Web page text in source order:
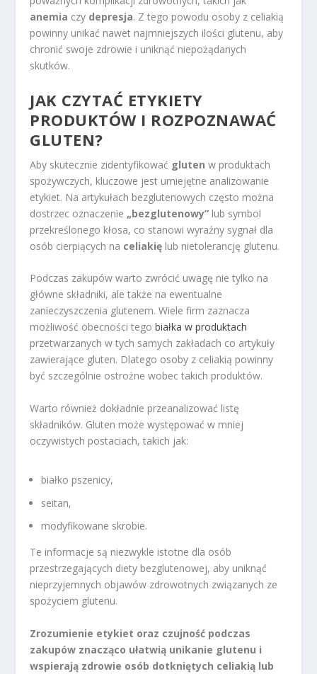
anemia czy depresja. Z tego powodu osoby z celiakią
powinny unikać nawet najmniejszych ilości glutenu, aby
chronić swoje zdrowie i uniknąć niepożądanych
skutków.
JAK CZYTAĆ ETYKIETY
PRODUKTÓW I ROZPOZNAWAĆ
GLUTEN?
Aby skutecznie zidentyfikować gluten w produktach
spożywczych, kluczowe jest umiejętne analizowanie
etykiet. Na artykułach bezglutenowych często można
dostrzec oznaczenie „bezglutenowy” lub symbol
przekreślonego kłosa, co stanowi wyraźny sygnał dla
osób cierpiących na celiakię lub nietolerancję glutenu.
Podczas zakupów warto zwrócić uwagę nie tylko na
główne składniki, ale także na ewentualne
zanieczyszczenia glutenem. Wiele firm zaznacza
możliwość obecności tegobiałka w produktach
przetwarzanych w tych samych zakładach co artykuły
zawierające gluten. Dlatego osoby z celiakią powinny
być szczególnie ostrożne wobec takich produktów.
Warto również dokładnie przeanalizować listę
składników. Gluten może występować w mniej
oczywistych postaciach, takich jak:
białko pszenicy,
seitan,
modyfikowane skrobie.
Te informacje są niezwykle istotne dla osób
przestrzegających diety bezglutenowej, aby uniknąć
nieprzyjemnych objawów zdrowotnych związanych ze
spożyciem glutenu.
Zrozumienie etykiet oraz czujność podczas
zakupów znacząco ułatwią unikanie glutenu i
wspierają zdrowie osób dotkniętych celiakią lub